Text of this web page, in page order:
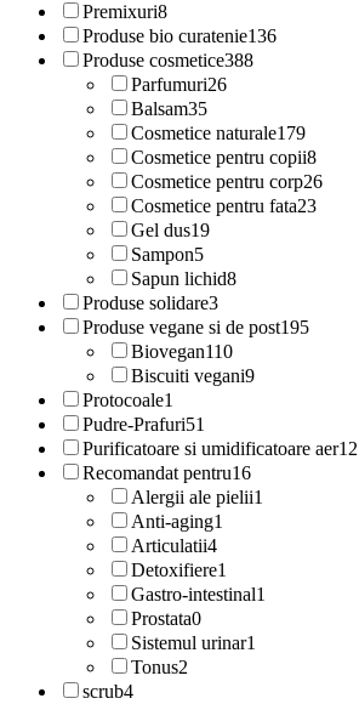
Premixuri8
Produse bio curatenie136
Produse cosmetice388
Parfumuri26
Balsam35
Cosmetice naturale179
Cosmetice pentru copii8
Cosmetice pentru corp26
Cosmetice pentru fata23
Gel dus19
Sampon5
Sapun lichid8
Produse solidare3
Produse vegane si de post195
Biovegan110
Biscuiti vegani9
Protocoale1
Pudre-Prafuri51
Purificatoare si umidificatoare aer12
Recomandat pentru16
Alergii ale pielii1
Anti-aging1
Articulatii4
Detoxifiere1
Gastro-intestinal1
Prostata0
Sistemul urinar1
Tonus2
scrub4